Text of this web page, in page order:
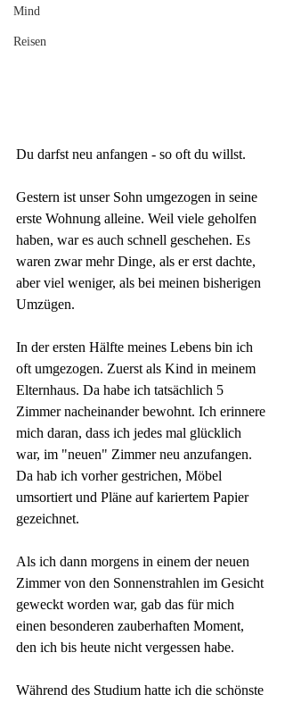
Mind
Reisen
Du darfst neu anfangen - so oft du willst.
Gestern ist unser Sohn umgezogen in seine
erste Wohnung alleine. Weil viele geholfen
haben, war es auch schnell geschehen. Es
waren zwar mehr Dinge, als er erst dachte,
aber viel weniger, als bei meinen bisherigen
Umzügen.
In der ersten Hälfte meines Lebens bin ich
oft umgezogen. Zuerst als Kind in meinem
Elternhaus. Da habe ich tatsächlich 5
Zimmer nacheinander bewohnt. Ich erinnere
mich daran, dass ich jedes mal glücklich
war, im "neuen" Zimmer neu anzufangen.
Da hab ich vorher gestrichen, Möbel
umsortiert und Pläne auf kariertem Papier
gezeichnet.
Als ich dann morgens in einem der neuen
Zimmer von den Sonnenstrahlen im Gesicht
geweckt worden war, gab das für mich
einen besonderen zauberhaften Moment,
den ich bis heute nicht vergessen habe.
Während des Studium hatte ich die schönste